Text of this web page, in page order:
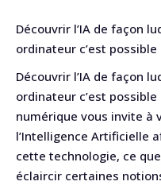
Découvrir l’IA de façon
ordinateur c’est possible
Découvrir l’IA de façon
ordinateur c’est
numérique vous invite à
l’Intelligence Artificielle
cette technologie, ce
éclaircir certaines